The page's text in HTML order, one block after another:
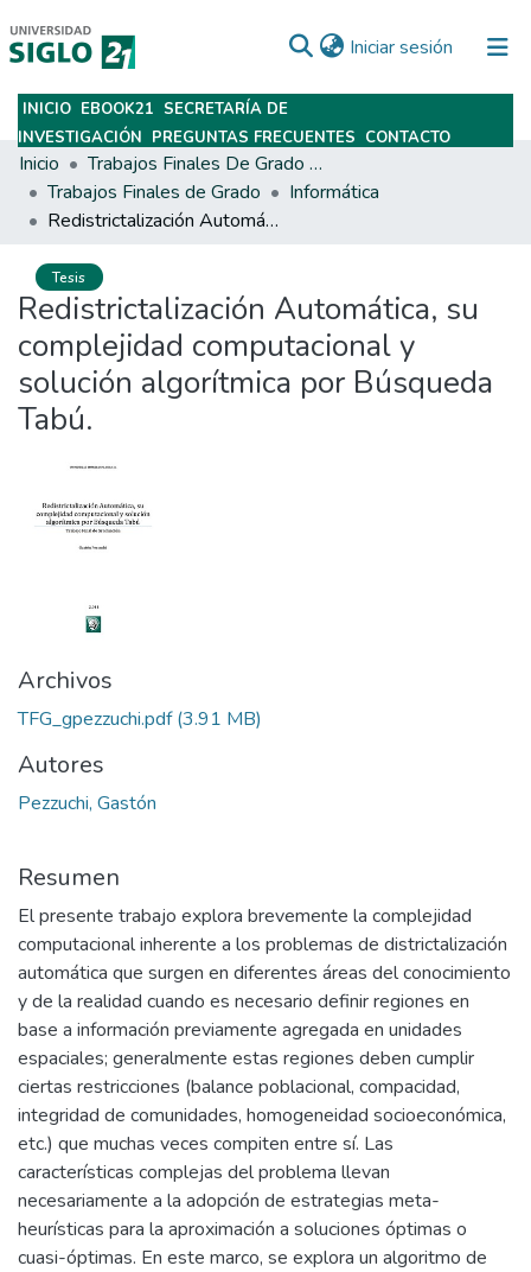
Iniciar sesión (current)
Subir
INICIO EBOOK21 SECRETARÍA DE
INVESTIGACIÓN PREGUNTAS FRECUENTES CONTACTO
Inicio
Trabajos Finales De Grado Y Posgrado
Trabajos Finales de Grado
Informática
Redistrictalización Automática, su complejidad computacional y solución algorítmica por Búsqueda Tabú.
Tesis
Redistrictalización Automática, su
complejidad computacional y
solución algorítmica por Búsqueda
Tabú.
Archivos
TFG_gpezzuchi.pdf(3.91 MB)
Autores
Pezzuchi, Gastón
Resumen
El presente trabajo explora brevemente la complejidad
computacional inherente a los problemas de districtalización
automática que surgen en diferentes áreas del conocimiento
y de la realidad cuando es necesario definir regiones en
base a información previamente agregada en unidades
espaciales; generalmente estas regiones deben cumplir
ciertas restricciones (balance poblacional, compacidad,
integridad de comunidades, homogeneidad socioeconómica,
etc.) que muchas veces compiten entre sí. Las
características complejas del problema llevan
necesariamente a la adopción de estrategias meta-
heurísticas para la aproximación a soluciones óptimas o
cuasi-óptimas. En este marco, se explora un algoritmo de